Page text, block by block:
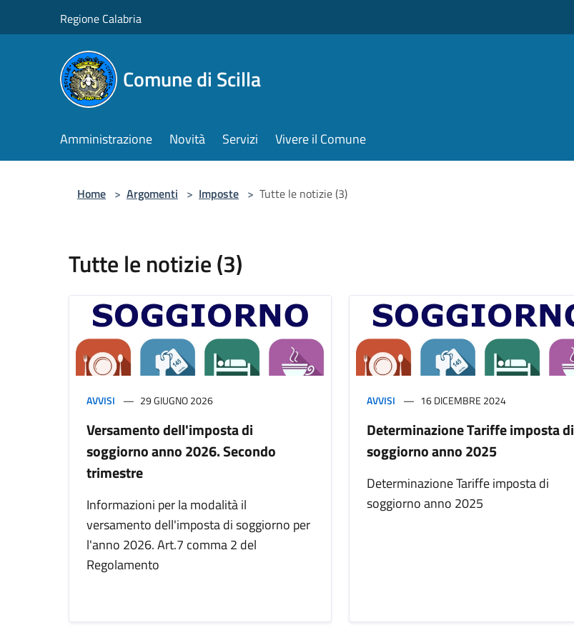
Regione Calabria
Comune di Scilla
Amministrazione Novità Servizi Vivere il Comune
Home > Argomenti > Imposte > Tutte le notizie (3)
Tutte le notizie (3)
AVVISI 29 GIUGNO 2026
Versamento dell'imposta di
soggiorno anno 2026. Secondo
trimestre
Informazioni per la modalità il
versamento dell'imposta di soggiorno per
l'anno 2026. Art.7 comma 2 del
Regolamento
AVVISI 16 DICEMBRE 2024
Determinazione Tariffe imposta di
soggiorno anno 2025
Determinazione Tariffe imposta di
soggiorno anno 2025